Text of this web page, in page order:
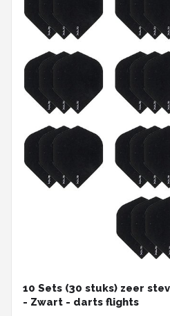
10 Sets (30 stuks) zeer
- Zwart - darts flights